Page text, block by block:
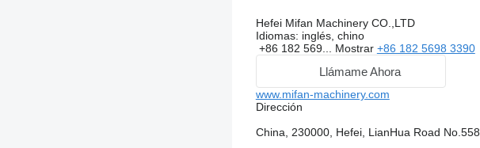
Hefei Mifan Machinery CO.,LTD
Idiomas: inglés, chino
+86 182 569... Mostrar +86 182 5698 3390
Llámame Ahora
www.mifan-machinery.com
Dirección
China, 230000, Hefei, LianHua Road No.558